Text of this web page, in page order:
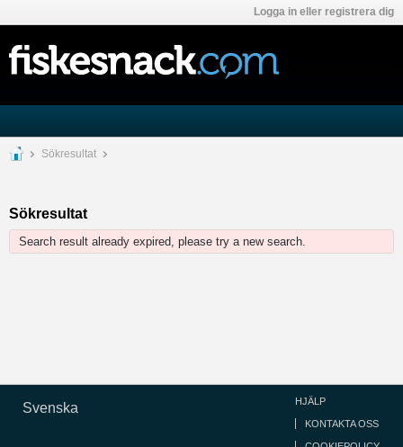
Logga in eller registrera dig
Sökresultat
Sökresultat
Search result already expired, please try a new search.
Svenska HJÄLP
KONTAKTA OSS